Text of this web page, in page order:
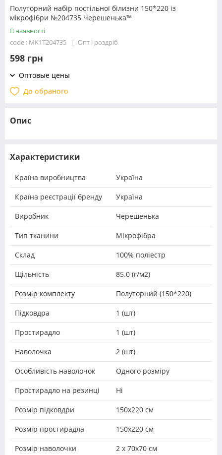
Полуторний набір постільної білизни 150*220 із
мікрофібри №204735 Черешенька™
В наявності
code : MK1T204735
Опт і роздріб
598 грн
Оптовые цены
До обраного
Опис
Характеристики
Країна виробництва Україна
Країна реєстрації бренду Україна
Виробник Черешенька
Тип тканини Мікрофібра
Склад 100% поліестр
Щільність 85.0 (г/м2)
Розмір комплекту Полуторний (150*220)
Підковдра 1 (шт)
Простирадло 1 (шт)
Наволочка 2 (шт)
Особливість наволочок Одного розміру
Простирадло на резинці Ні
Розмір підковдри 150х220 см
Розмір простирадла 150х220 см
Розмір наволочки 2 х 70х70 см